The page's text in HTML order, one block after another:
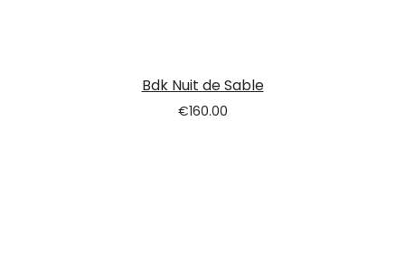
Bdk Nuit de Sable
€160.00